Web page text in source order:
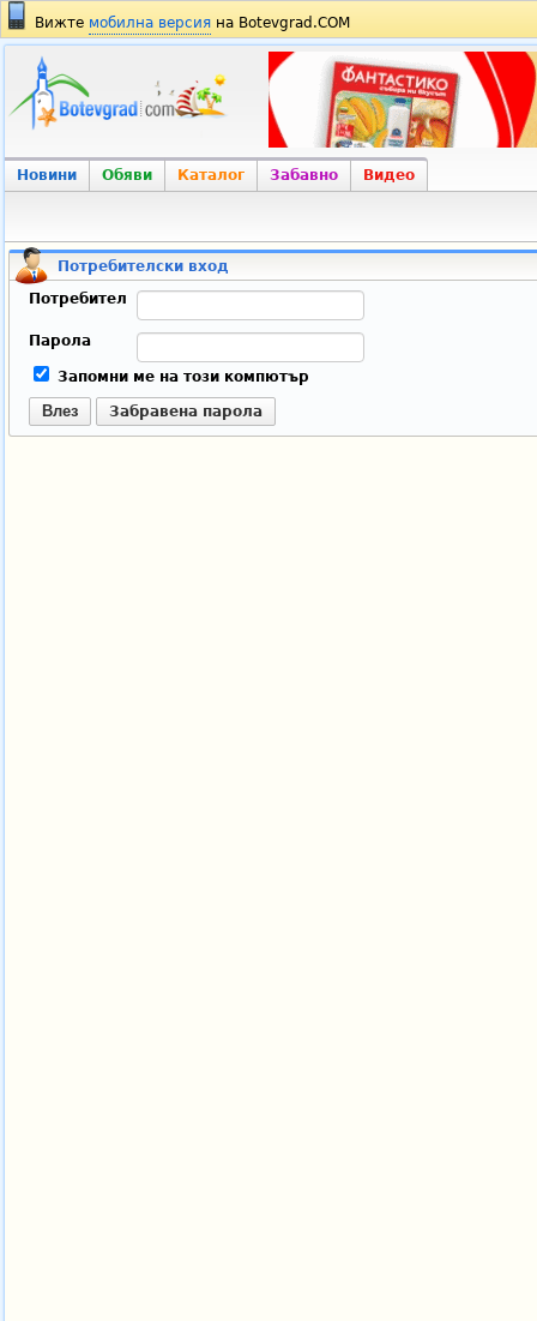
Вижте мобилна версия на Botevgrad.COM
Новини Обяви Каталог Забавно Видео
Потребителски вход
Потребител
Парола
Запомни ме на този компютър
Влез Забравена парола